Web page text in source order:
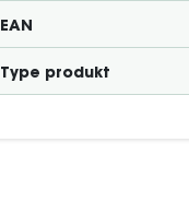
EAN
Type produkt